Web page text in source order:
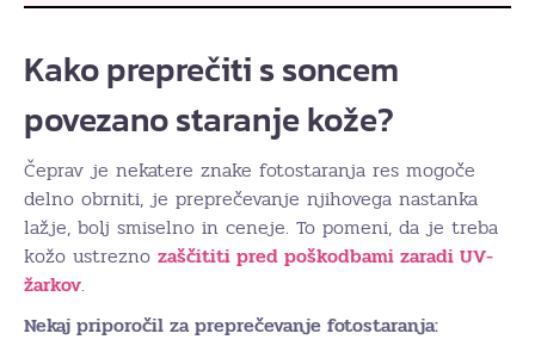
Kako preprečiti s soncem
povezano staranje kože?
Čeprav je nekatere znake fotostaranja res mogoče
delno obrniti, je preprečevanje njihovega nastanka
lažje, bolj smiselno in ceneje. To pomeni, da je treba
kožo ustrezno zaščititi pred poškodbami zaradi UV-
žarkov.
Nekaj priporočil za preprečevanje fotostaranja: